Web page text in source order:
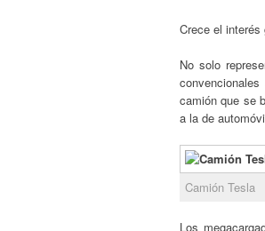
Crece el
No solo
camión que se
a la de
Camión Tesla
Los